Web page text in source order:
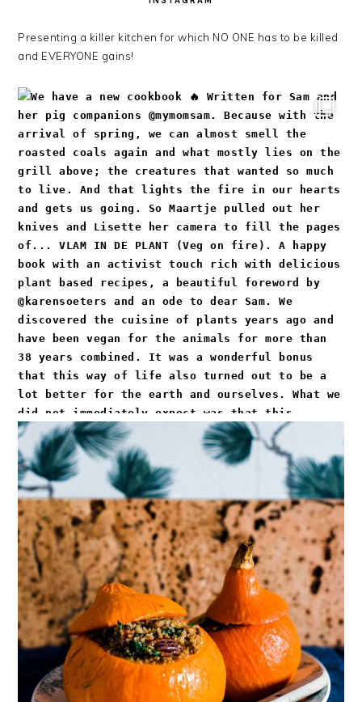
Presenting a killer kitchen for which NO ONE has to be killed
and EVERYONE gains!